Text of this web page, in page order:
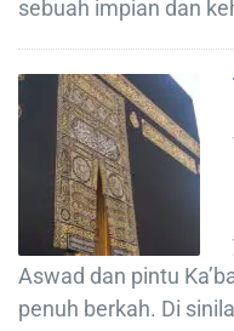
sebuah impian dan
Aswad dan pintu
penuh berkah. Di